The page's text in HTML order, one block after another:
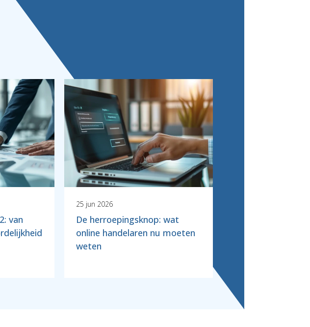
van
25 jun 2026
De herroepingsknop: wat
online handelaren nu moeten
weten